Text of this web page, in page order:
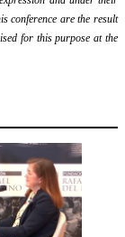
conference are the result
for this purpose at the